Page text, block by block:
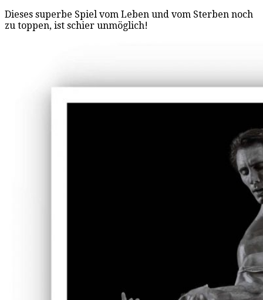
Dieses superbe Spiel vom Leben und vom Sterben noch
zu toppen, ist schier unmöglich!